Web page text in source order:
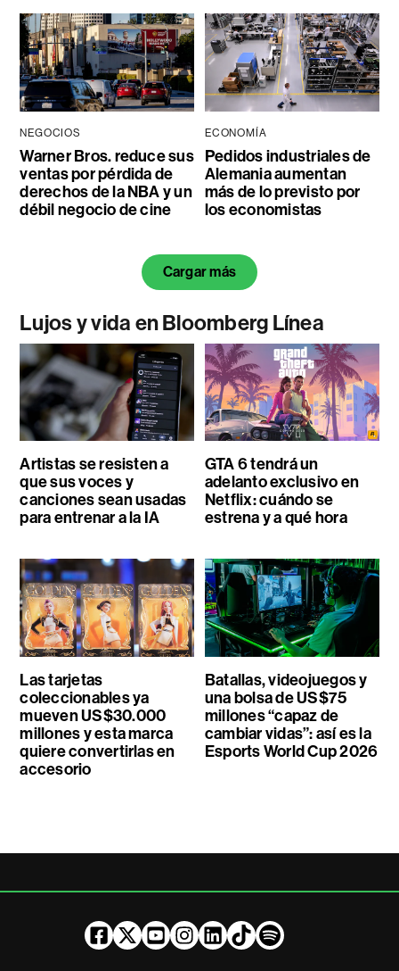
NEGOCIOS
Warner Bros. reduce sus
ventas por pérdida de
derechos de la NBA y un
débil negocio de cine
ECONOMÍA
Pedidos industriales de
Alemania aumentan
más de lo previsto por
los economistas
Cargar más
Lujos y vida en Bloomberg Línea
Artistas se resisten a
que sus voces y
canciones sean usadas
para entrenar a la IA
GTA 6 tendrá un
adelanto exclusivo en
Netflix: cuándo se
estrena y a qué hora
Las tarjetas
coleccionables ya
mueven US$30.000
millones y esta marca
quiere convertirlas en
accesorio
Batallas, videojuegos y
una bolsa de US$75
millones “capaz de
cambiar vidas”: así es la
Esports World Cup 2026